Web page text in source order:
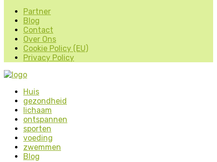
Partner
Blog
Contact
Over Ons
Cookie Policy (EU)
Privacy Policy
Huis
gezondheid
lichaam
ontspannen
sporten
voeding
zwemmen
Blog